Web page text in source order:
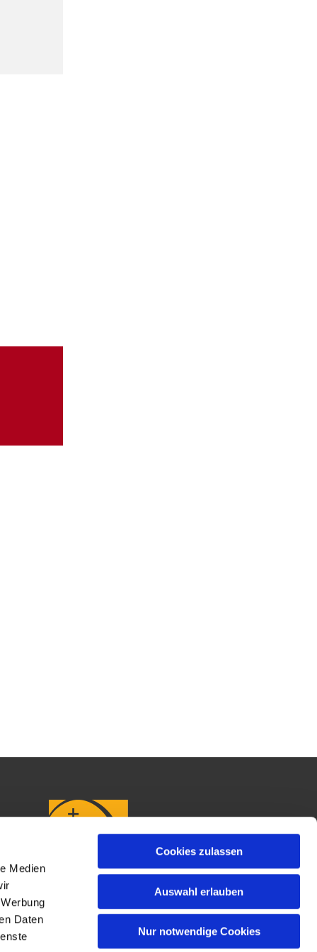
Medien
Daten
Cookies zulassen
Auswahl erlauben
Nur notwendige Cookies